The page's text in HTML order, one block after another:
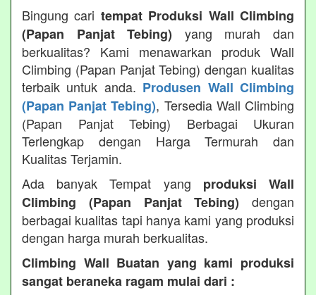
Bingung cari tempat Produksi Wall Climbing
(Papan Panjat Tebing) yang murah dan
berkualitas? Kami menawarkan produk Wall
Climbing (Papan Panjat Tebing) dengan kualitas
terbaik untuk anda. Produsen Wall Climbing
(Papan Panjat Tebing), Tersedia Wall Climbing
(Papan Panjat Tebing) Berbagai Ukuran
Terlengkap dengan Harga Termurah dan
Kualitas Terjamin.
Ada banyak Tempat yang produksi Wall
Climbing (Papan Panjat Tebing) dengan
berbagai kualitas tapi hanya kami yang produksi
dengan harga murah berkualitas.
Climbing Wall Buatan yang kami produksi
sangat beraneka ragam mulai dari :